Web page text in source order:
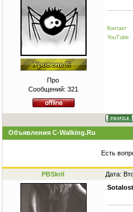
Про
Сообщений: 321
Контакт
YouTube
Объявления C-Walking.Ru
Есть
PBSkril Дата:
Sotalost